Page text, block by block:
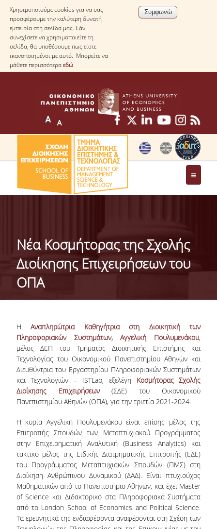
Χρησιμοποιούμε cookies για να σας
προσφέρουμε την καλύτερη δυνατή
εμπειρία στη σελίδα μας. Εάν
συνεχίσετε να χρησιμοποιείτε τη
σελίδα, θα υποθέσουμε πως είστε
ικανοποιημένοι με αυτό. Μπορείτε να
μάθετε περισσότεραεδώ
ΤΟ ΤΜΗΜΑ
ΤΑΥΤΟΤΗΤΑ ΤΟΥ ΤΜΗΜΑΤΟΣ
ΑΠΟΣΤΟΛΗ ΤΟΥ ΤΜΗΜΑΤΟΣ
ΔΙΟΙΚΗΣΗ ΤΟΥ ΤΜΗΜΑΤΟΣ
TESTIMONIALS ΔΙΑΚΡΙΣΕΩΝ
ΕΠΑΓΓΕΛΜΑΤΙΚΕΣ ΠΡΟΟΠΤΙΚΕΣ
ΓΙΑ ΜΑΘΗΤΕΣ ΛΥΚΕΙΟΥ
ΠΡΟΓΡΑΜΜΑ ΥΠΟΤΡΟΦΙΩΝ
ΕΡΓΑΣΤΗΡΙΑΚΗ ΥΠΟΔΟΜΗ
NEWSLETTERS
TESTIMONIALS
ΒΡΑΒΕΙΑ ΕΞΑΙΡΕΤΙΚΗΣ ΕΠΙΔΟΣΗΣ ΣΤΗ
ΔΙΔΑΣΚΑΛΙΑ
ΑΝΘΡΩΠΙΝΟ ΔΥΝΑΜΙΚΟ
Νέα Κοσμήτορας της Σχολής
Διοίκησης Επιχειρήσεων του
ΟΠΑ
HΑναπληρώτρια Καθηγήτρια στη Διοικητική των
Πληροφοριακών Συστημάτων, Αγγελική Πουλυμενάκου,
μέλος ΔΕΠ του Τμήματος Διοικητικής Επιστήμης και
Τεχνολογίας του Οικονομικού Πανεπιστημίου Αθηνών και
Διευθύντρια του Εργαστηρίου Πληροφοριακών Συστημάτων
και Τεχνολογιών – ISTLab, εξελέγη Κοσμήτορας Σχολής
Διοίκησης Επιχειρήσεων(ΣΔΕ) του Οικονομικού
Πανεπιστημίου Αθηνών (ΟΠΑ), για την τριετία 2021-2024.
Η κυρία Αγγελική Πουλυμενάκου είναι επίσης μέλος της
Επιτροπής Σπουδών των Μεταπτυχιακού Προγράμματος
στην Επιχειρηματική Αναλυτική (Business Analytics) και
τακτικό μέλος της Ειδικής Διατμηματικής Επιτροπής (ΕΔΕ)
του Προγράμματος Μεταπτυχιακών Σπουδών (ΠΜΣ) στη
Διοίκηση Ανθρώπινου Δυναμικού (ΔΑΔ). Είναι πτυχιούχος
Μαθηματικών από το Πανεπιστήμιο Αθηνών, και έχει Master
of Science και Διδακτορικό στα Πληροφοριακά Συστήματα
από το London School of Economics and Political Science.
Τα ερευνητικά της ενδιαφέροντα αναφέρονται στη Σχέση των